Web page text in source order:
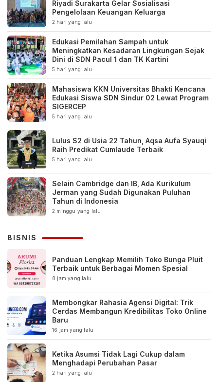
Riyadi Surakarta Gelar Sosialisasi
Pengelolaan Keuangan Keluarga
2 hari yang lalu
Edukasi Pemilahan Sampah untuk
Meningkatkan Kesadaran Lingkungan Sejak
Dini di SDN Pacul 1 dan TK Kartini
5 hari yang lalu
Mahasiswa KKN Universitas Bhakti Kencana
Edukasi Siswa SDN Sindur 02 Lewat Program
SIGERCEP
5 hari yang lalu
Lulus S2 di Usia 22 Tahun, Aqsa Aufa Syauqi
Raih Predikat Cumlaude Terbaik
5 hari yang lalu
Selain Cambridge dan IB, Ada Kurikulum
Jerman yang Sudah Digunakan Puluhan
Tahun di Indonesia
2 minggu yang lalu
BISNIS
Panduan Lengkap Memilih Toko Bunga Pluit
Terbaik untuk Berbagai Momen Spesial
8 jam yang lalu
Membongkar Rahasia Agensi Digital: Trik
Cerdas Membangun Kredibilitas Toko Online
Baru
16 jam yang lalu
Ketika Asumsi Tidak Lagi Cukup dalam
Menghadapi Perubahan Pasar
2 hari yang lalu